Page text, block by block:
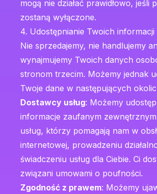
mogą nie działać prawidłowo, jeśli
zostaną wyłączone.
4. Udostępnianie Twoich informacji
Nie sprzedajemy, nie handlujemy
wynajmujemy Twoich danych
stronom trzecim. Możemy jednak
Twoje dane w następujących
Dostawcy usług: Możemy
informacje zaufanym
usług, którzy pomagają nam w
internetowej, prowadzeniu
świadczeniu usług dla Ciebie. Ci
związani umowami o poufności.
Zgodność z prawem: Możemy